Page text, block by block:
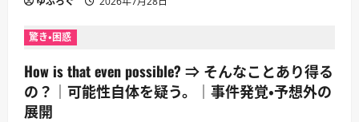
驚き・困惑
How is that even possible? ⇒ そんなことあり得る
の？｜可能性自体を疑う。｜事件発覚・予想外の
展開